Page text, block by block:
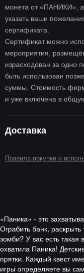
монета от «ПАНИКИ», а
указать ваши
сертификата.
Сертификат можно
мероприятия,
израсходован за одно
быть использован
суммы. Стоимость
и уже включена в
Доставка
Отправка
Правила покупки и
«Паника» - это
Ограбить банк,
зомби? У вас есть такая
охватила Паника!
прятки. Каждый квест
игры определяете вы